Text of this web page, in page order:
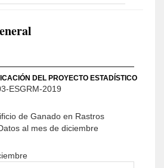
DEL PROYECTO ESTADÍSTICO
ESGRM-2019
de Ganado en Rastros
al mes de diciembre